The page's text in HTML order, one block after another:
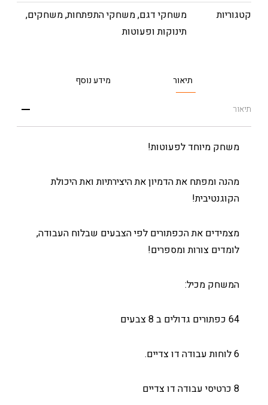
קטגוריות
משחקי דגם,משחקי התפתחות,משחקים,
תינוקות ופעוטות
תיאור מידע נוסף
תיאור
משחק מיוחד לפעוטות!
מהנה ומפתח את הדמיון את היצירתיות ואת היכולת
הקוגנטיבית!
מצמידים את הכפתורים לפי הצבעים שבלוח העבודה,
לומדים צורות ומספרים!
המשחק מכיל:
64 כפתורים גדולים ב 8 צבעים
6 לוחות עבודה דו צדיים.
8 כרטיסי עבודה דו צדיים